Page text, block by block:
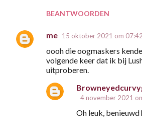
BEANTWOORDEN
me 15 oktober 2021 om 07:42
oooh die oogmaskers
volgende keer dat ik bij
uitproberen.
4 november 2021
Oh leuk, benieuwd